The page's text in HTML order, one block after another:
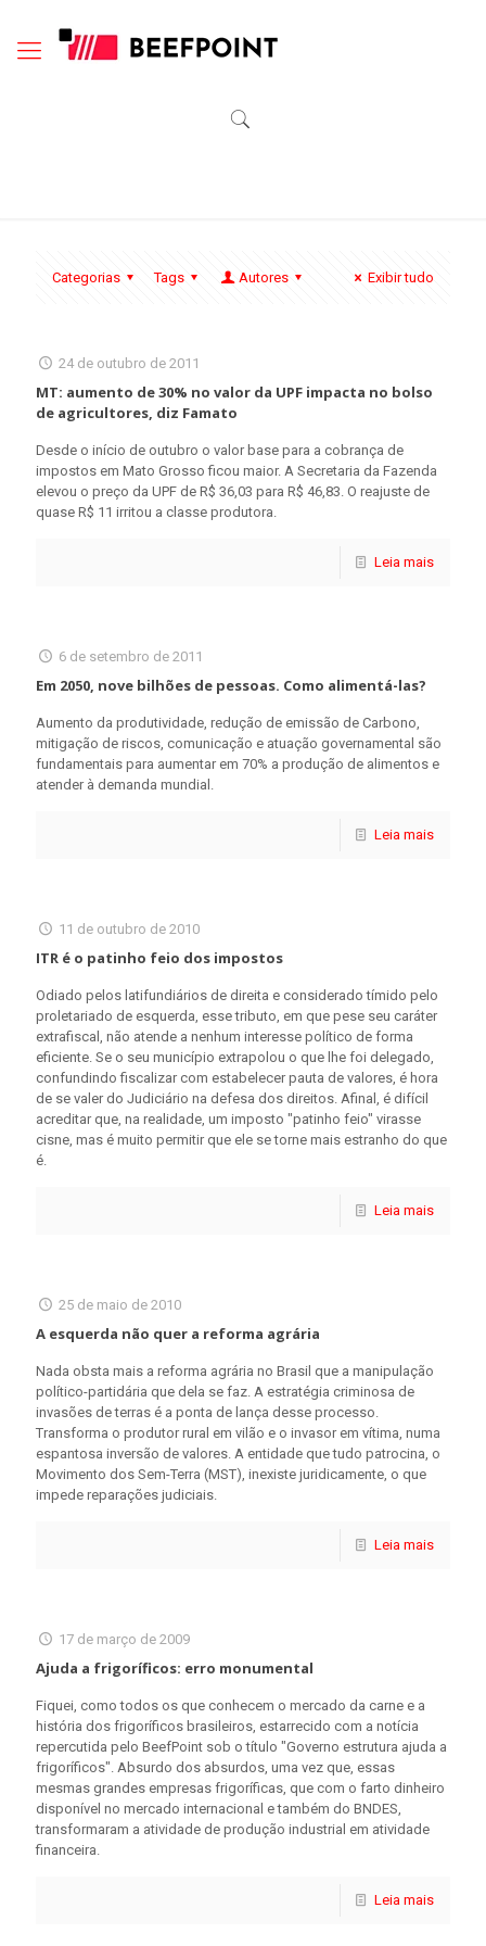
Categorias Tags Autores Exibir tudo
24 de outubro de 2011
MT: aumento de 30% no valor da UPF impacta no bolso
de agricultores, diz Famato
Desde o início de outubro o valor base para a cobrança de
impostos em Mato Grosso ficou maior. A Secretaria da Fazenda
elevou o preço da UPF de R$ 36,03 para R$ 46,83. O reajuste de
quase R$ 11 irritou a classe produtora.
Leia mais
6 de setembro de 2011
Em 2050, nove bilhões de pessoas. Como alimentá-las?
Aumento da produtividade, redução de emissão de Carbono,
mitigação de riscos, comunicação e atuação governamental são
fundamentais para aumentar em 70% a produção de alimentos e
atender à demanda mundial.
Leia mais
11 de outubro de 2010
ITR é o patinho feio dos impostos
Odiado pelos latifundiários de direita e considerado tímido pelo
proletariado de esquerda, esse tributo, em que pese seu caráter
extrafiscal, não atende a nenhum interesse político de forma
eficiente. Se o seu município extrapolou o que lhe foi delegado,
confundindo fiscalizar com estabelecer pauta de valores, é hora
de se valer do Judiciário na defesa dos direitos. Afinal, é difícil
acreditar que, na realidade, um imposto "patinho feio" virasse
cisne, mas é muito permitir que ele se torne mais estranho do que
é.
Leia mais
25 de maio de 2010
A esquerda não quer a reforma agrária
Nada obsta mais a reforma agrária no Brasil que a manipulação
político-partidária que dela se faz. A estratégia criminosa de
invasões de terras é a ponta de lança desse processo.
Transforma o produtor rural em vilão e o invasor em vítima, numa
espantosa inversão de valores. A entidade que tudo patrocina, o
Movimento dos Sem-Terra (MST), inexiste juridicamente, o que
impede reparações judiciais.
Leia mais
17 de março de 2009
Ajuda a frigoríficos: erro monumental
Fiquei, como todos os que conhecem o mercado da carne e a
história dos frigoríficos brasileiros, estarrecido com a notícia
repercutida pelo BeefPoint sob o título "Governo estrutura ajuda a
frigoríficos". Absurdo dos absurdos, uma vez que, essas
mesmas grandes empresas frigoríficas, que com o farto dinheiro
disponível no mercado internacional e também do BNDES,
transformaram a atividade de produção industrial em atividade
financeira.
Leia mais